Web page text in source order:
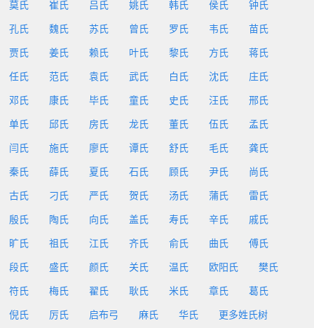
莫氏 崔氏 吕氏 姚氏 韩氏 侯氏 钟氏
孔氏 魏氏 苏氏 曾氏 罗氏 韦氏 苗氏
贾氏 姜氏 赖氏 叶氏 黎氏 方氏 蒋氏
任氏 范氏 袁氏 武氏 白氏 沈氏 庄氏
邓氏 康氏 毕氏 童氏 史氏 汪氏 邢氏
单氏 邱氏 房氏 龙氏 董氏 伍氏 孟氏
闫氏 施氏 廖氏 谭氏 舒氏 毛氏 龚氏
秦氏 薛氏 夏氏 石氏 顾氏 尹氏 尚氏
古氏 刁氏 严氏 贺氏 汤氏 蒲氏 雷氏
殷氏 陶氏 向氏 盖氏 寿氏 辛氏 戚氏
旷氏 祖氏 江氏 齐氏 俞氏 曲氏 傅氏
段氏 盛氏 颜氏 关氏 温氏 欧阳氏 樊氏
符氏 梅氏 翟氏 耿氏 米氏 章氏 葛氏
倪氏 厉氏 启布弓 麻氏 华氏 更多姓氏树